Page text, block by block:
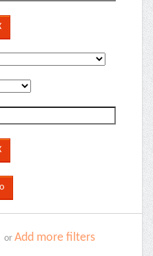
or Add more filters